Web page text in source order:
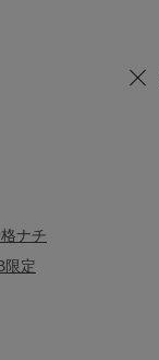
ナチ
限定